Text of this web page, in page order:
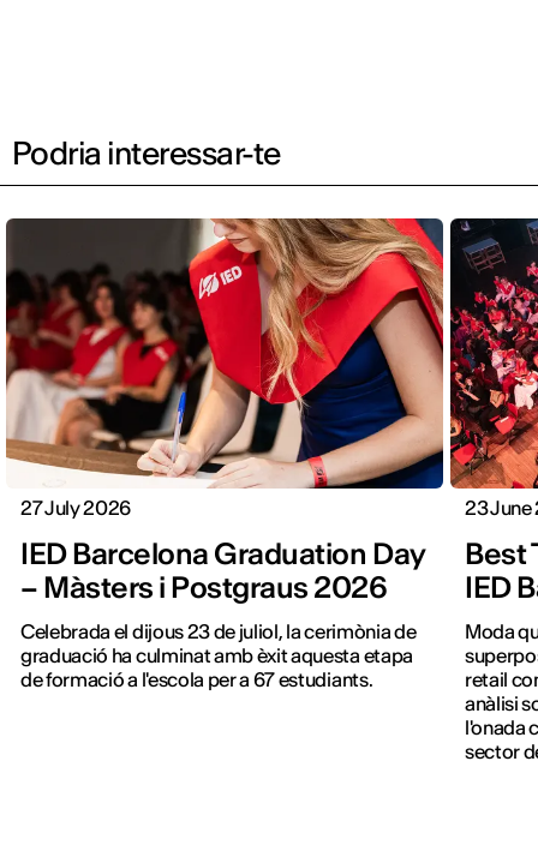
Podria interessar-te
27 July 2026
IED Barcelona Graduation Day
– Màsters i Postgraus 2026
Celebrada el dijous 23 de juliol, la cerimònia de
graduació ha culminat amb èxit aquesta etapa
de formació a l'escola per a 67 estudiants.
23
Best
IED
Moda
retail
anàlisi
l'onada
sector